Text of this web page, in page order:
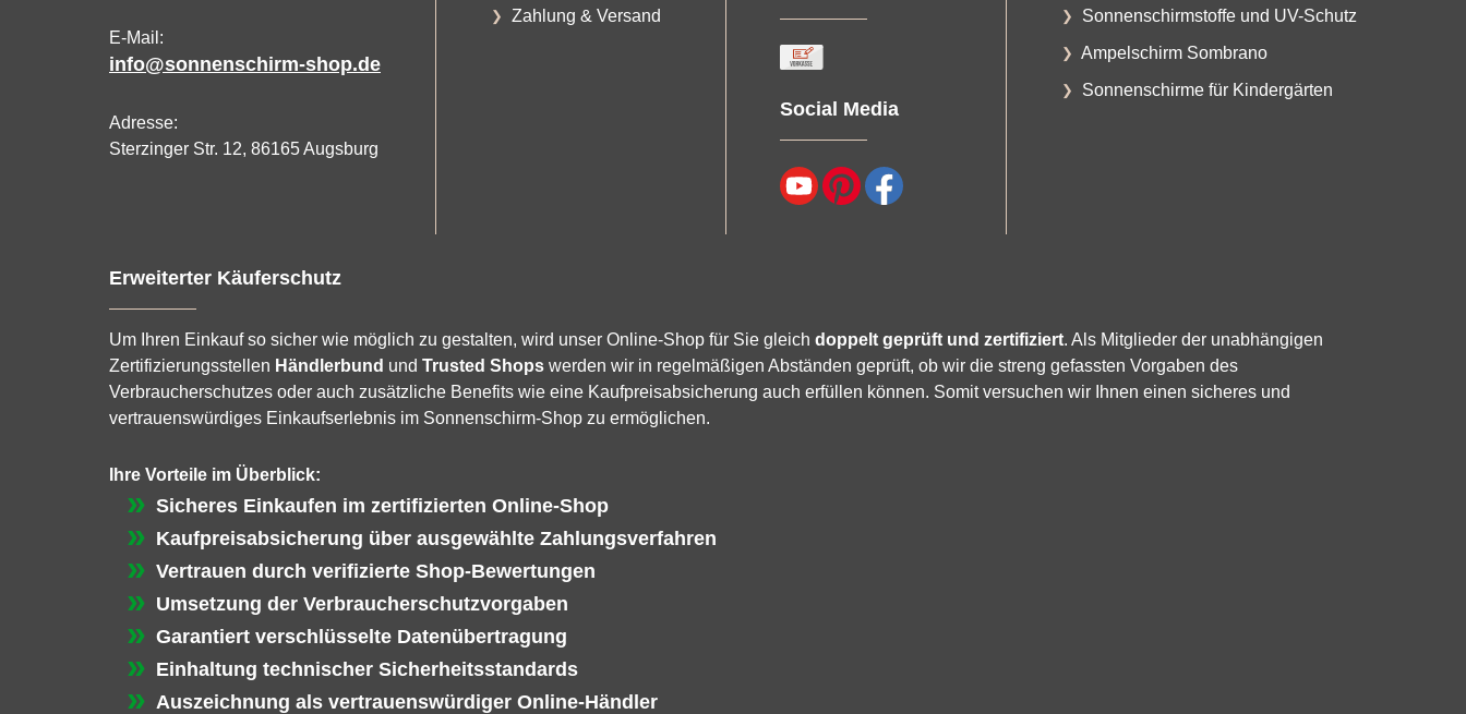
E-Mail:
info@sonnenschirm-shop.de
Adresse:
Sterzinger Str. 12, 86165 Augsburg
Zahlung & Versand
Social Media
Sonnenschirmstoffe und UV-Schutz
Ampelschirm Sombrano
Sonnenschirme für Kindergärten
Erweiterter Käuferschutz
Um Ihren Einkauf so sicher wie möglich zu gestalten, wird unser Online-Shop für Sie gleich doppelt geprüft und zertifiziert. Als Mitglieder der unabhängigen
Zertifizierungsstellen Händlerbund und Trusted Shops werden wir in regelmäßigen Abständen geprüft, ob wir die streng gefassten Vorgaben des
Verbraucherschutzes oder auch zusätzliche Benefits wie eine Kaufpreisabsicherung auch erfüllen können. Somit versuchen wir Ihnen einen sicheres und
vertrauenswürdiges Einkaufserlebnis im Sonnenschirm-Shop zu ermöglichen.
Ihre Vorteile im Überblick:
Sicheres Einkaufen im zertifizierten Online-Shop
Kaufpreisabsicherung über ausgewählte Zahlungsverfahren
Vertrauen durch verifizierte Shop-Bewertungen
Umsetzung der Verbraucherschutzvorgaben
Garantiert verschlüsselte Datenübertragung
Einhaltung technischer Sicherheitsstandards
Auszeichnung als vertrauenswürdiger Online-Händler